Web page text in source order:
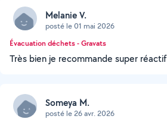
Melanie V.
posté le 01 mai 2026
Évacuation déchets - Gravats
Très bien je recommande super réactif
Someya M.
posté le 26 avr. 2026